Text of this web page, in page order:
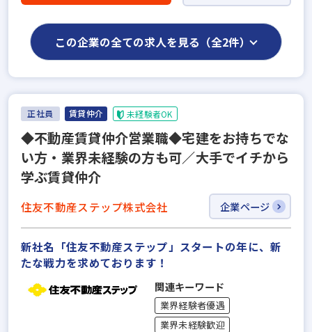
この企業の全ての求人を見る（全2件）
正社員 賃貸仲介 未経験者OK
◆不動産賃貸仲介営業職◆宅建をお持ちでな
い⽅・業界未経験の⽅も可／⼤⼿でイチから
学ぶ賃貸仲介
住友不動産ステップ株式会社 企業ページ
新社名「住友不動産ステップ」スタートの年に、新
たな戦力を求めております！
関連キーワード
業界経験者優遇
業界未経験歓迎